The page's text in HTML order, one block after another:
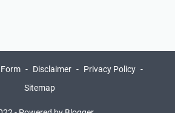
Disclaimer
Privacy Policy
Sitemap